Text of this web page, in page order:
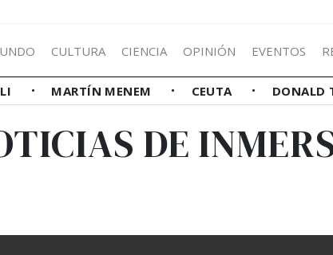
CULTURA CIENCIA OPINIÓN EVENTOS
MARTÍN MENEM CEUTA DONALD
DE